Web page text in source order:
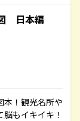
日本編
本！観光名所や
もイキイキ！